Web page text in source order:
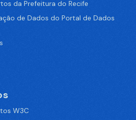
da Prefeitura do Recife
de Dados do Portal de Dados
W3C